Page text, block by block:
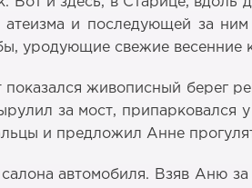
и последующей за
уродующие свежие весенние
живописный берег
за мост,
и предложил Анне
автомобиля. Взяв Аню